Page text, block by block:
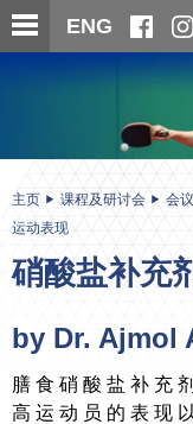
跳
至
ENG
主页 课程及研讨会 会
运动表现
硝酸盐补充
by Dr. Ajmol
膳 食 硝 酸 盐 补 充
高 运 动 员 的 表 现